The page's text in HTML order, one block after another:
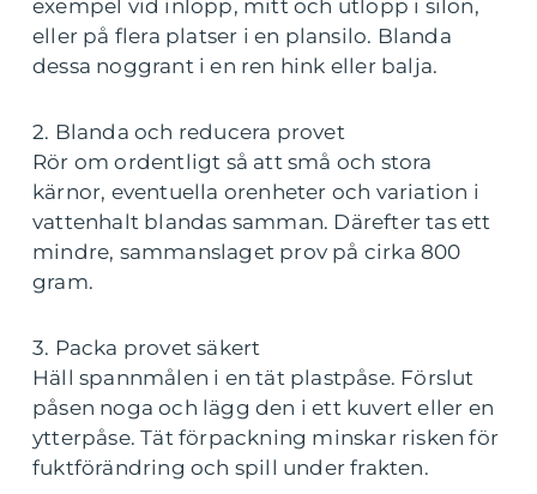
exempel vid inlopp, mitt och utlopp i silon,
eller på flera platser i en plansilo. Blanda
dessa noggrant i en ren hink eller balja.
2. Blanda och reducera provet
Rör om ordentligt så att små och stora
kärnor, eventuella orenheter och variation i
vattenhalt blandas samman. Därefter tas ett
mindre, sammanslaget prov på cirka 800
gram.
3. Packa provet säkert
Häll spannmålen i en tät plastpåse. Förslut
påsen noga och lägg den i ett kuvert eller en
ytterpåse. Tät förpackning minskar risken för
fuktförändring och spill under frakten.